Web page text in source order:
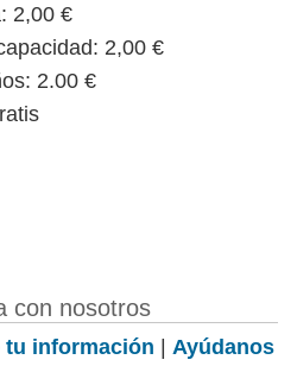
2,00 €
2,00 €
2.00 €
con nosotros
tu información | Ayúdanos